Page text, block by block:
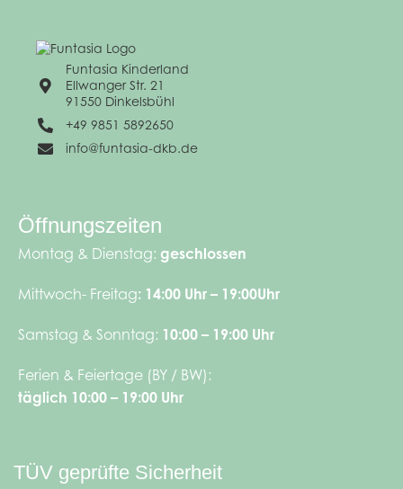
Funtasia Kinderland
Ellwanger Str. 21
91550 Dinkelsbühl
+49 9851 5892650
info@funtasia-dkb.de
Öffnungszeiten
Montag & Dienstag: geschlossen
Mittwoch- Freitag: 14:00 Uhr – 19:00Uhr
Samstag & Sonntag: 10:00 – 19:00 Uhr
Ferien & Feiertage (BY / BW):
täglich 10:00 – 19:00 Uhr
TÜV geprüfte Sicherheit